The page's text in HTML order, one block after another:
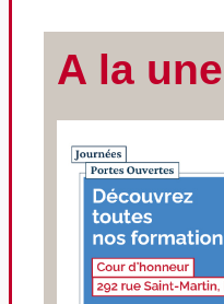
A la une